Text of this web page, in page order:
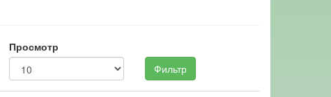
Просмотр
Фильтр